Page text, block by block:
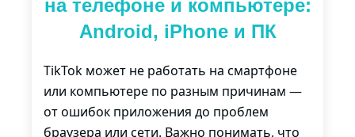
на телефоне и компьютере:
Android, iPhone и ПК
TikTok может не работать на смартфоне
или компьютере по разным причинам —
от ошибок приложения до проблем
браузера или сети. Важно понимать, что